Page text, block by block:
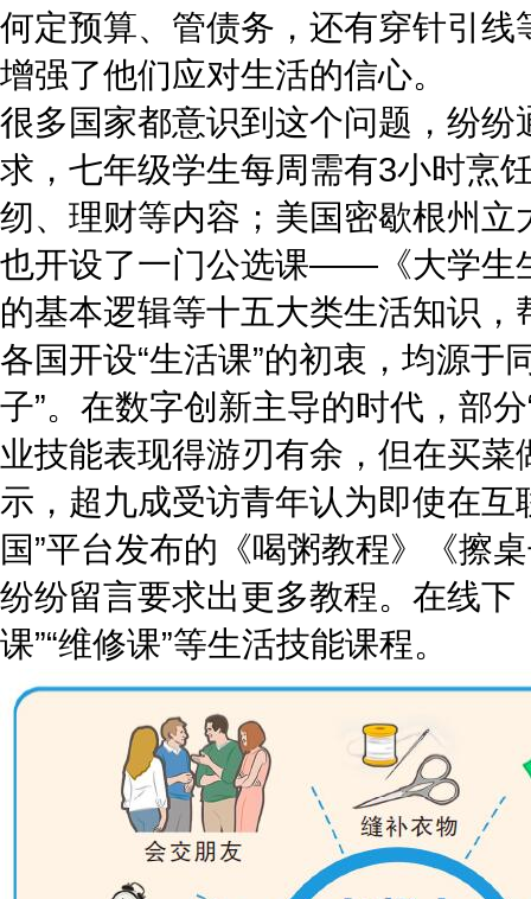
何定预算、管债务，还有穿针引
增强了他们应对生活的信心。
很多国家都意识到这个问题，纷
求，七年级学生每周需有3小时烹
纫、理财等内容；美国密歇根州
也开设了一门公选课——《大学生
的基本逻辑等十五大类生活知识，
各国开设“生活课”的初衷，均源
子”。在数字创新主导的时代，部
业技能表现得游刃有余，但在买
示，超九成受访青年认为即使在
国”平台发布的《喝粥教程》《擦
纷纷留言要求出更多教程。在线下
课”“维修课”等生活技能课程。